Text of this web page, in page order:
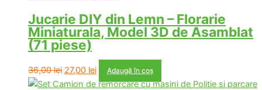
Jucarie DIY din Lemn – Florarie
Miniaturala, Model 3D de Asamblat
(71 piese)
36,00lei Prețul
inițial
27,00 leiPrețul
curent
Adaugă în coș